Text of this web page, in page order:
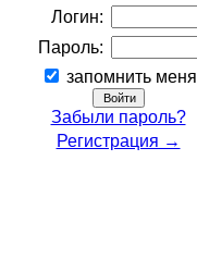
Логин:
Пароль:
запомнить меня
Забыли пароль?
Регистрация →